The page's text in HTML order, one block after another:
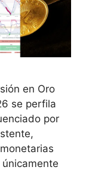
en Oro
se perfila
por